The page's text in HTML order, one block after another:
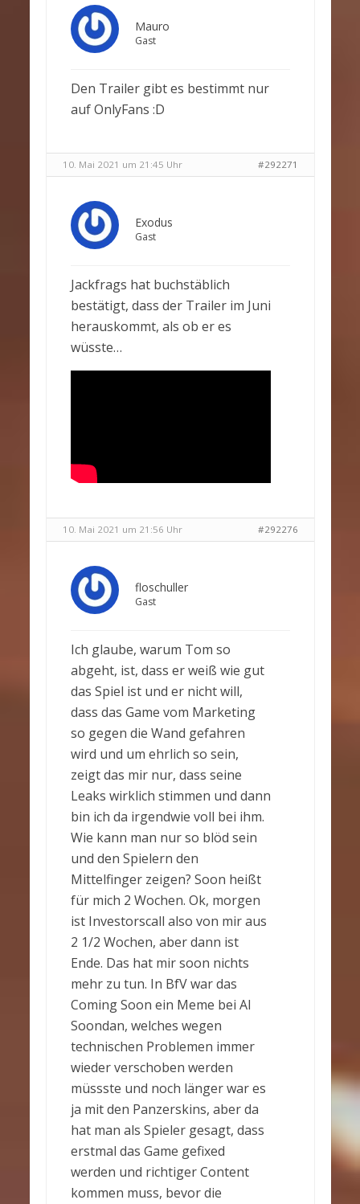
Mauro
Gast
Den Trailer gibt es bestimmt nur
auf OnlyFans :D
10. Mai 2021 um 21:45 Uhr #292271
Exodus
Gast
Jackfrags hat buchstäblich
bestätigt, dass der Trailer im Juni
herauskommt, als ob er es
wüsste…
10. Mai 2021 um 21:56 Uhr #292276
floschuller
Gast
Ich glaube, warum Tom so
abgeht, ist, dass er weiß wie gut
das Spiel ist und er nicht will,
dass das Game vom Marketing
so gegen die Wand gefahren
wird und um ehrlich so sein,
zeigt das mir nur, dass seine
Leaks wirklich stimmen und dann
bin ich da irgendwie voll bei ihm.
Wie kann man nur so blöd sein
und den Spielern den
Mittelfinger zeigen? Soon heißt
für mich 2 Wochen. Ok, morgen
ist Investorscall also von mir aus
2 1/2 Wochen, aber dann ist
Ende. Das hat mir soon nichts
mehr zu tun. In BfV war das
Coming Soon ein Meme bei Al
Soondan, welches wegen
technischen Problemen immer
wieder verschoben werden
müssste und noch länger war es
ja mit den Panzerskins, aber da
hat man als Spieler gesagt, dass
erstmal das Game gefixed
werden und richtiger Content
kommen muss, bevor die